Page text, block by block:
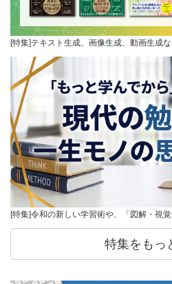
[特集]テキスト生成、画像生成、動画生成
[特集]令和の新しい学習術や、「図解・視
特集をもっ